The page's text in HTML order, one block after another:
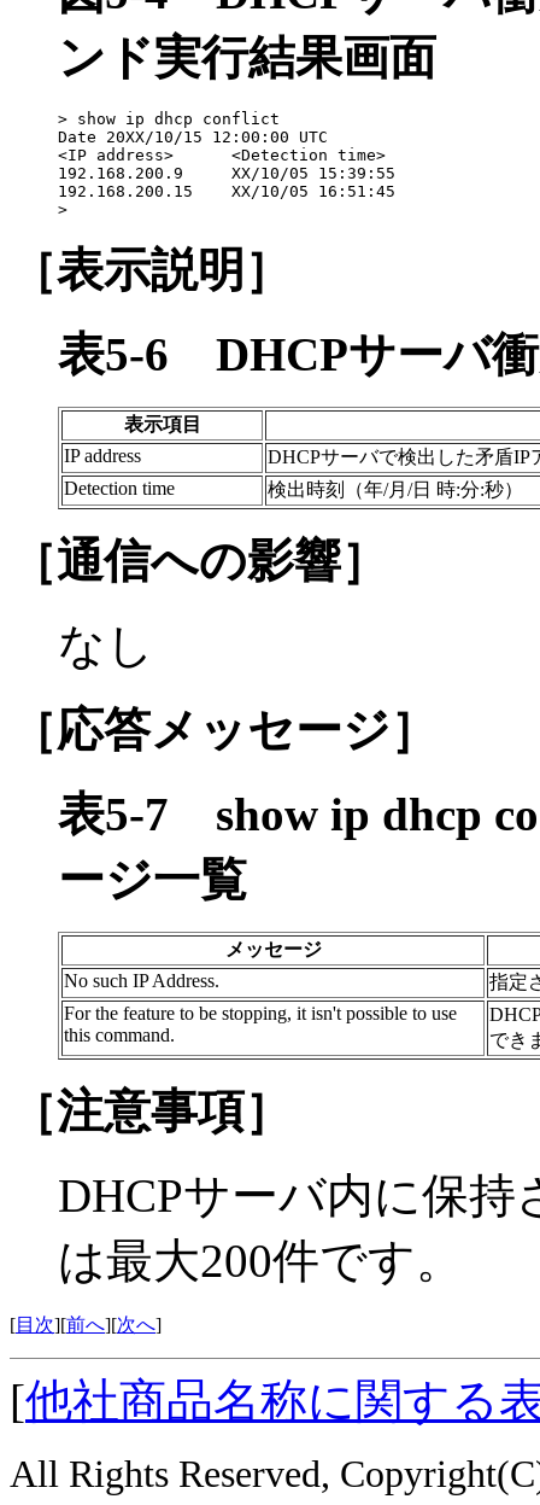
ンド実行結果画面
> show ip dhcp conflict
Date 20XX/10/15 12:00:00 UTC
<IP address>      <Detection time>
192.168.200.9     XX/10/05 15:39:55
192.168.200.15    XX/10/05 16:51:45
>
［表示説明］
表5-6 DHCPサーバ
表示項目
IP address
DHCPサーバで検出した矛盾IP
Detection time
検出時刻（年/月/日 時:分:秒）
［通信への影響］
なし
［応答メッセージ］
表5-7 show ip dhcp
ージ一覧
メッセージ
No such IP Address.
指定
For the feature to be stopping, it isn't possible to use
this command.
でき
［注意事項］
DHCPサーバ内に保
は最大200件です。
[目次][前へ][次へ]
[他社商品名称に関する
All Rights Reserved,